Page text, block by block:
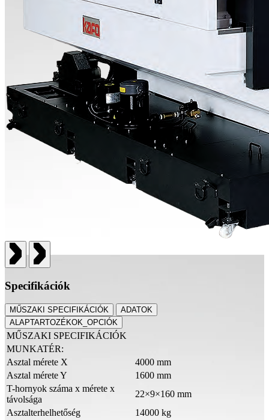
Specifikációk
MŰSZAKI SPECIFIKÁCIÓK
ADATOK
ALAPTARTOZÉKOK_OPCIÓK
MŰSZAKI SPECIFIKÁCIÓK
MUNKATÉR:
Asztal mérete X
4000 mm
Asztal mérete Y
1600 mm
T-hornyok száma x mérete x
távolsága
22×9×160 mm
Asztalterhelhetőség
14000 kg